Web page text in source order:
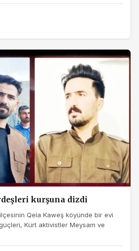
kurşuna dizdi
Qela Kaweş köyünde bir evi
Kürt aktivistler Meysam ve